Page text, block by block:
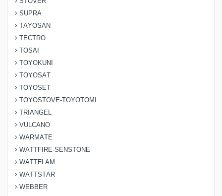
SUPRA
TAYOSAN
TECTRO
TOSAI
TOYOKUNI
TOYOSAT
TOYOSET
TOYOSTOVE-TOYOTOMI
TRIANGEL
VULCANO
WARMATE
WATTFIRE-SENSTONE
WATTFLAM
WATTSTAR
WEBBER